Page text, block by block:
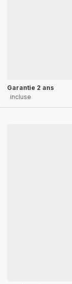
Garantie 2 ans
incluse